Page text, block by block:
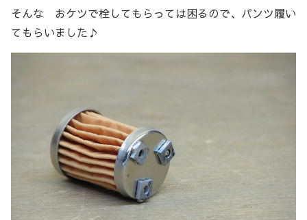
そんな おケツで栓してもらっては困るので、パンツ履い
てもらいました♪